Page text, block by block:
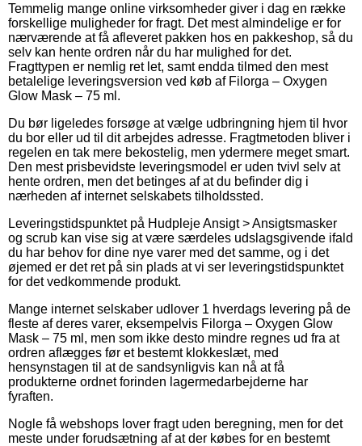
Temmelig mange online virksomheder giver i dag en række
forskellige muligheder for fragt. Det mest almindelige er for
nærværende at få afleveret pakken hos en pakkeshop, så du
selv kan hente ordren når du har mulighed for det.
Fragttypen er nemlig ret let, samt endda tilmed den mest
betalelige leveringsversion ved køb af Filorga – Oxygen
Glow Mask – 75 ml.
Du bør ligeledes forsøge at vælge udbringning hjem til hvor
du bor eller ud til dit arbejdes adresse. Fragtmetoden bliver i
regelen en tak mere bekostelig, men ydermere meget smart.
Den mest prisbevidste leveringsmodel er uden tvivl selv at
hente ordren, men det betinges af at du befinder dig i
nærheden af internet selskabets tilholdssted.
Leveringstidspunktet på Hudpleje Ansigt > Ansigtsmasker
og scrub kan vise sig at være særdeles udslagsgivende ifald
du har behov for dine nye varer med det samme, og i det
øjemed er det ret på sin plads at vi ser leveringstidspunktet
for det vedkommende produkt.
Mange internet selskaber udlover 1 hverdags levering på de
fleste af deres varer, eksempelvis Filorga – Oxygen Glow
Mask – 75 ml, men som ikke desto mindre regnes ud fra at
ordren aflægges før et bestemt klokkeslæt, med
hensynstagen til at de sandsynligvis kan nå at få
produkterne ordnet forinden lagermedarbejderne har
fyraften.
Nogle få webshops lover fragt uden beregning, men for det
meste under forudsætning af at der købes for en bestemt